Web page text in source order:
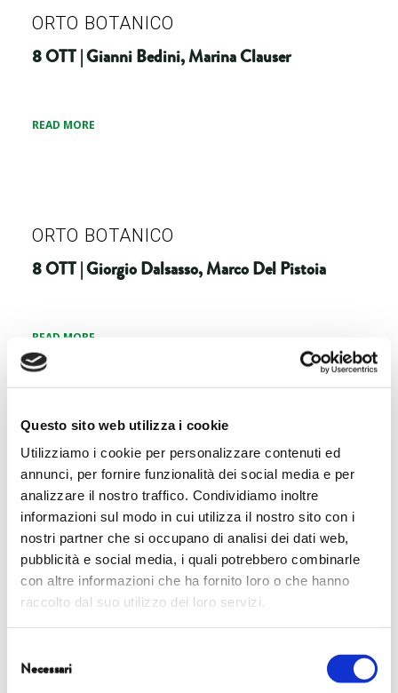
Questo sito web utilizza i cookie
Utilizziamo i cookie per personalizzare contenuti ed
annunci, per fornire funzionalità dei social media e per
analizzare il nostro traffico. Condividiamo inoltre
informazioni sul modo in cui utilizza il nostro sito con i
nostri partner che si occupano di analisi dei dati web,
pubblicità e social media, i quali potrebbero combinarle
con altre informazioni che ha fornito loro o che hanno
raccolto dal suo utilizzo dei loro servizi.
delNecessari
ORTO BOTANICO
8 OTT | Gianni Bedini, Marina Clauser
READ MORE
ORTO BOTANICO
8 OTT | Giorgio Dalsasso, Marco Del Pistoia
READ MORE
ORTO BOTANICO
9 OTT | Fabio Ciconte, Sabrina Giannini
READ MORE
ORTO BOTANICO